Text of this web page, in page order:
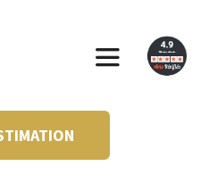
Toggle